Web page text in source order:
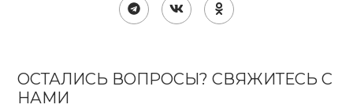
ОСТАЛИСЬ ВОПРОСЫ? СВЯЖИТЕСЬ С
НАМИ